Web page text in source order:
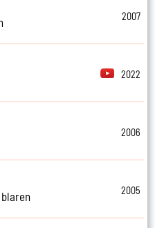
2007
2022
2006
blaren
2005